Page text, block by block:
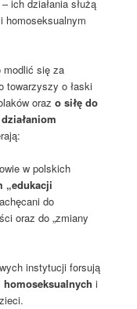
ich działania służą
homoseksualnym
modlić się za
towarzyszy o łaski
orazo siłę do
w polskich
„edukacji
do
oraz do „zmiany
instytucji forsują
homoseksualnych i